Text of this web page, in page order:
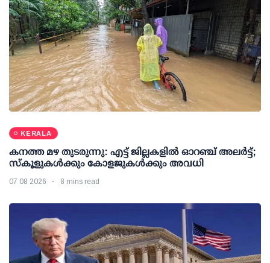
KERALA
കനത്ത മഴ തുടരുന്നു: എട്ട് ജില്ലകളില്‍ ഓറഞ്ച് അലര്‍ട്ട്;
സ്‌കൂളുകള്‍ക്കും കോളജുകള്‍ക്കും അവധി
07 08 2026 8 mins read